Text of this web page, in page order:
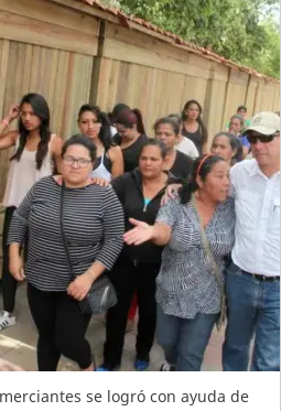
se logró con ayuda de